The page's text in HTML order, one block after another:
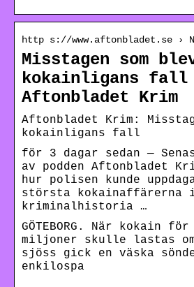
http s://www.aftonbladet.se ›
Misstagen som
kokainligans fall
Aftonbladet Krim
Aftonbladet Krim:
kokainligans fall
för 3 dagar sedan —
av podden Aftonbladet
hur polisen kunde
största kokainaffärerna i
kriminalhistoria …
GÖTEBORG. När kokain
miljoner skulle lastas
sjöss gick en väska
enkilospa